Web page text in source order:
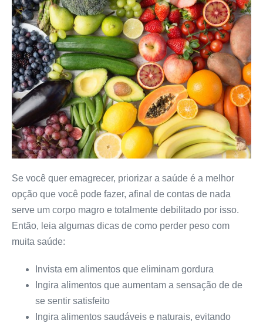
Se você quer emagrecer, priorizar a saúde é a melhor
opção que você pode fazer, afinal de contas de nada
serve um corpo magro e totalmente debilitado por isso.
Então, leia algumas dicas de como perder peso com
muita saúde:
Invista em alimentos que eliminam gordura
Ingira alimentos que aumentam a sensação de de
se sentir satisfeito
Ingira alimentos saudáveis e naturais, evitando